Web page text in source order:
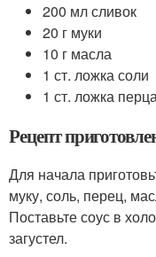
200 мл сливок
20 г муки
10 г масла
1 ст. ложка соли
1 ст. ложка
Рецепт
Для начала
муку, соль, перец,
Поставьте соус в
загустел.